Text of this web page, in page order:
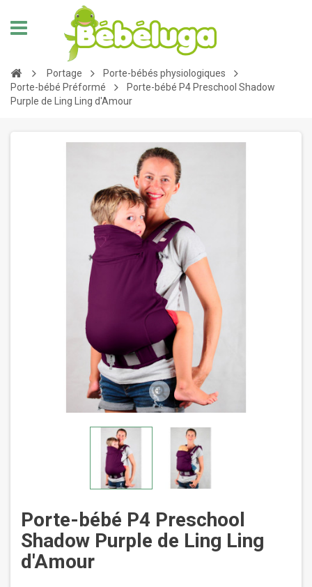
Portage
Porte-bébés physiologiques
Porte-bébé Préformé
Porte-bébé P4 Preschool Shadow
Purple de Ling Ling d'Amour
Porte-bébé P4 Preschool
Shadow Purple de Ling Ling
d'Amour